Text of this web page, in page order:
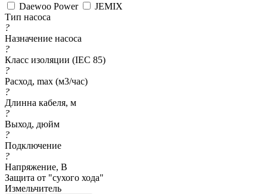
Daewoo Power
JEMIX
Тип насоса
?
Назначение насоса
?
Класс изоляции (IEC 85)
?
Расход, max (м3/час)
?
Длинна кабеля, м
?
Выход, дюйм
?
Подключение
?
Напряжение, В
Защита от "сухого хода"
Измельчитель